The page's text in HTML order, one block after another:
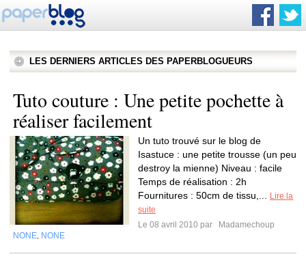
LES DERNIERS ARTICLES DES PAPERBLOGUEURS
Tuto couture : Une petite pochette à
réaliser facilement
Un tuto trouvé sur le blog de
Isastuce : une petite trousse (un peu
destroy la mienne) Niveau : facile
Temps de réalisation : 2h
Fournitures : 50cm de tissu,...
Lire la
suite
Le 08 avril 2010 par
Madamechoup
NONE NONE